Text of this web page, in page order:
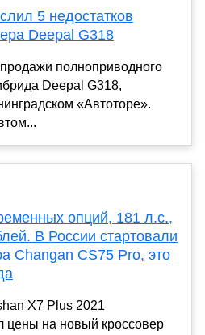
5 недостатков
Deepal G318
полноприводного
Deepal G318,
«Автоторе».
опций, 181 л.с.,
В России стартовали
Changan CS75 Pro, это
X7 Plus 2021
цены на новый кроссовер